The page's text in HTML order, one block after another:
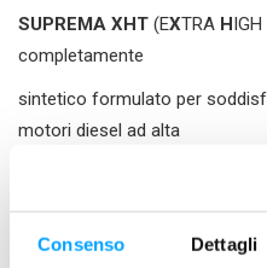
Consenso Dettagli
SUPREMA XHT (EXTRA HIGH
completamente
sintetico formulato per
motori diesel ad alta
efficienza energetica e a
pesante stradale, in